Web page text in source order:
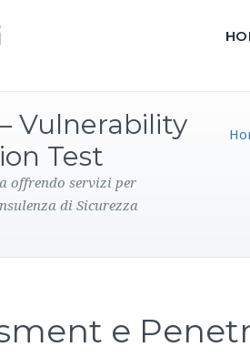
Vulnerability
Test
offrendo servizi per
di Sicurezza
e